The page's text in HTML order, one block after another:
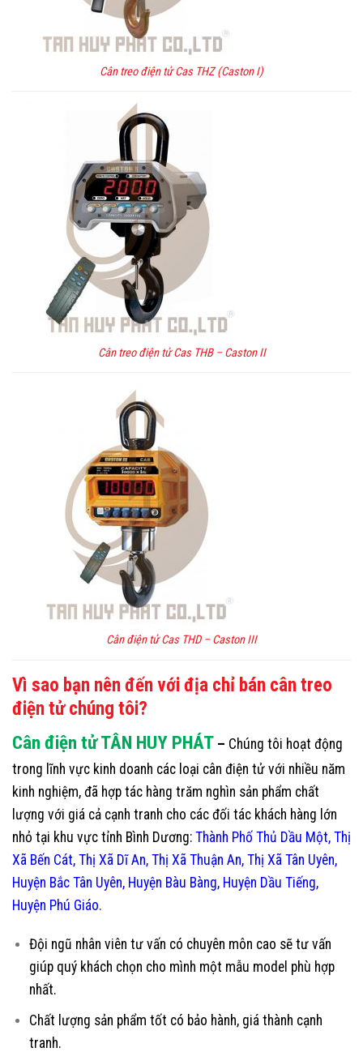
Cân treo điện tử Cas THZ (Caston I)
Cân treo điện tử Cas THB – Caston II
Cân điện tử Cas THD – Caston III
Vì sao bạn nên đến với địa chỉ bán cân treo
điện tử chúng tôi?
Cân điện tử TÂN HUY PHÁT – Chúng tôi hoạt động
trong lĩnh vực kinh doanh các loại cân điện tử với nhiều năm
kinh nghiệm, đã hợp tác hàng trăm nghìn sản phẩm chất
lượng với giá cả cạnh tranh cho các đối tác khách hàng lớn
nhỏ tại khu vực tỉnh Bình Dương: Thành Phố Thủ Dầu Một, Thị
Xã Bến Cát, Thị Xã Dĩ An, Thị Xã Thuận An, Thị Xã Tân Uyên,
Huyện Bắc Tân Uyên, Huyện Bàu Bàng, Huyện Dầu Tiếng,
Huyện Phú Giáo.
Đội ngũ nhân viên tư vấn có chuyên môn cao sẽ tư vấn
giúp quý khách chọn cho mình một mẫu model phù hợp
nhất.
Chất lượng sản phẩm tốt có bảo hành, giá thành cạnh
tranh.